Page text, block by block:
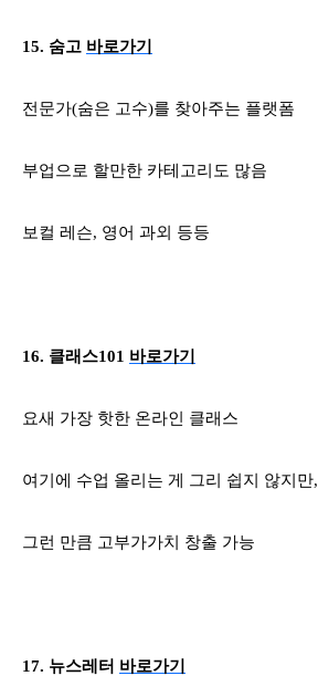
15. 숨고 바로가기
전문가(숨은 고수)를 찾아주는 플랫폼
부업으로 할만한 카테고리도 많음
보컬 레슨, 영어 과외 등등
16. 클래스101 바로가기
요새 가장 핫한 온라인 클래스
여기에 수업 올리는 게 그리 쉽지 않지만,
그런 만큼 고부가가치 창출 가능
17. 뉴스레터 바로가기